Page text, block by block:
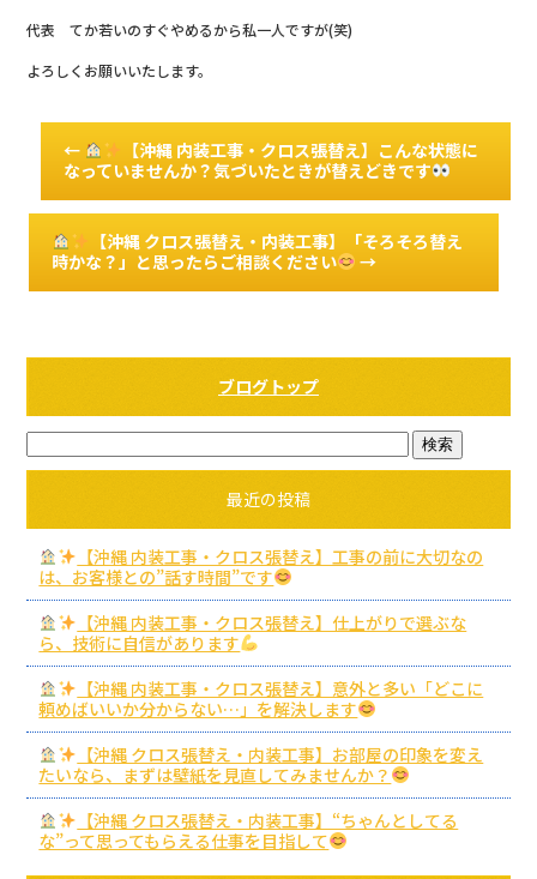
代表 てか若いのすぐやめるから私一人ですが(笑)
よろしくお願いいたします。
←
【沖縄 内装工事・クロス張替え】こんな状態に
なっていませんか？気づいたときが替えどきです
【沖縄 クロス張替え・内装工事】「そろそろ替え
時かな？」と思ったらご相談ください
→
ブログトップ
最近の投稿
【沖縄 内装工事・クロス張替え】工事の前に大切なの
は、お客様との”話す時間”です
【沖縄 内装工事・クロス張替え】仕上がりで選ぶな
ら、技術に自信があります
【沖縄 内装工事・クロス張替え】意外と多い「どこに
頼めばいいか分からない…」を解決します
【沖縄 クロス張替え・内装工事】お部屋の印象を変え
たいなら、まずは壁紙を見直してみませんか？
【沖縄 クロス張替え・内装工事】“ちゃんとしてる
な”って思ってもらえる仕事を目指して